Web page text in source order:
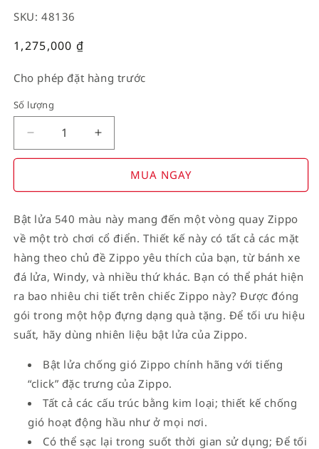
SKU: 48136
Giá
1,275,000₫
Cho phép đặt hàng trước
Số lượng
Decrease
quantity
American
on
Flag
Increase
quantity
American
on
Flag
MUA NGAY
Bật lửa 540 màu này mang đến một vòng quay Zippo
về một trò chơi cổ điển. Thiết kế này có tất cả các mặt
hàng theo chủ đề Zippo yêu thích của bạn, từ bánh xe
đá lửa, Windy, và nhiều thứ khác. Bạn có thể phát hiện
ra bao nhiêu chi tiết trên chiếc Zippo này? Được đóng
gói trong một hộp đựng dạng quà tặng. Để tối ưu hiệu
suất, hãy dùng nhiên liệu bật lửa của Zippo.
Bật lửa chống gió Zippo chính hãng với tiếng
“click” đặc trưng của Zippo.
Tất cả các cấu trúc bằng kim loại; thiết kế chống
gió hoạt động hầu như ở mọi nơi.
Có thể sạc lại trong suốt thời gian sử dụng; Để tối